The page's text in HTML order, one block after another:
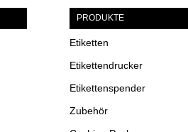
PRODUKTE
Etiketten
Etikettendrucker
Etikettenspender
Zubehör